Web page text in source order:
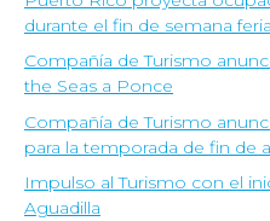
durante el fin de semana
Compañía de Turismo
the Seas a Ponce
Compañía de Turismo
para la temporada de fin de
Impulso al Turismo con el
Aguadilla